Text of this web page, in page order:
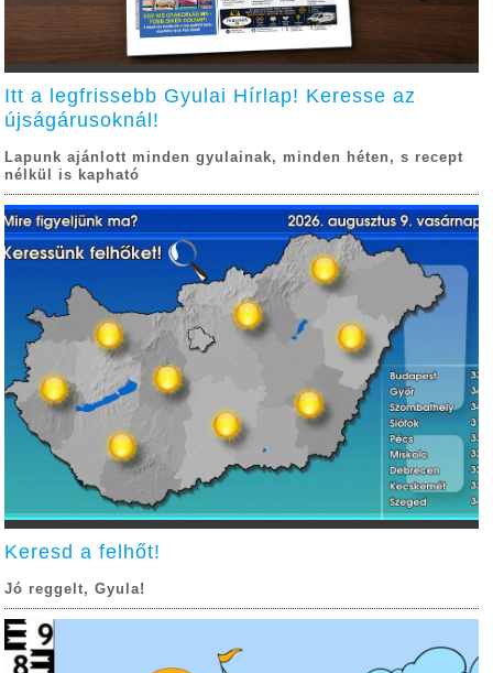
Itt a legfrissebb Gyulai Hírlap! Keresse az
újságárusoknál!
Lapunk ajánlott minden gyulainak, minden héten, s recept
nélkül is kapható
Keresd a felhőt!
Jó reggelt, Gyula!